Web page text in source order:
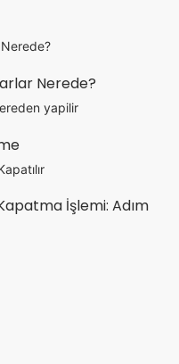
Nerede?
İşlemi: Adım